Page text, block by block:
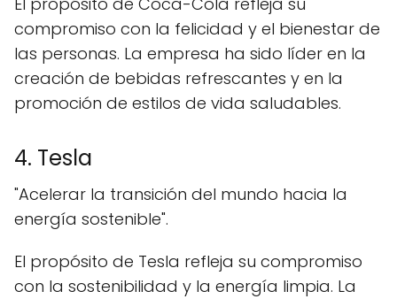
compromiso con la felicidad y el bienestar de
las personas. La empresa ha sido líder en la
creación de bebidas refrescantes y en la
promoción de estilos de vida saludables.
4. Tesla
"Acelerar la transición del mundo hacia la
energía sostenible".
El propósito de Tesla refleja su compromiso
con la sostenibilidad y la energía limpia. La